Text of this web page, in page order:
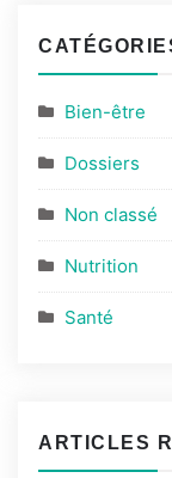
Bien-être
Dossiers
Non classé
Nutrition
Santé
ARTICLES